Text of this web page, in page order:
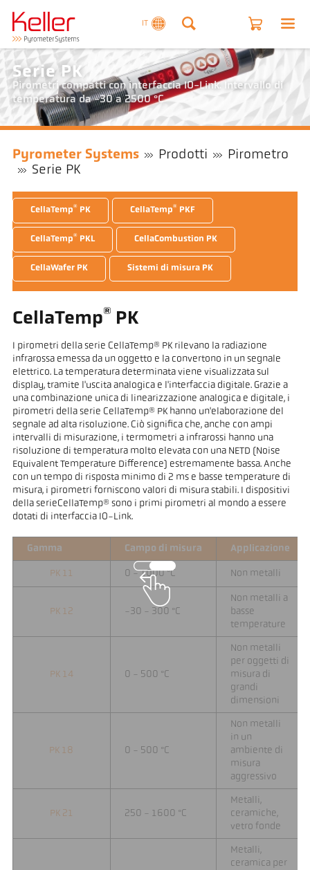
IT
Serie PK
Pirometri compatti con interfaccia IO-Link. Intervallo di
temperatura da -30 a 2500 °C
Pyrometer Systems Prodotti
Pirometro
Serie PK
CellaTemp® PK CellaTemp® PKF
CellaTemp® PKL CellaCombustion PK
CellaWafer PK Sistemi di misura PK
CellaTemp® PK
I pirometri della serie CellaTemp® PK rilevano la radiazione
infrarossa emessa da un oggetto e la convertono in un segnale
elettrico. La temperatura determinata viene visualizzata sul
display, tramite l'uscita analogica e l'interfaccia digitale. Grazie a
una combinazione unica di linearizzazione analogica e digitale, i
pirometri della serie CellaTemp® PK hanno un'elaborazione del
segnale ad alta risoluzione. Ciò significa che, anche con ampi
intervalli di misurazione, i termometri a infrarossi hanno una
risoluzione di temperatura molto elevata con una NETD (Noise
Equivalent Temperature Difference) estremamente bassa. Anche
con un tempo di risposta minimo di 2 ms e basse temperature di
misura, i pirometri forniscono valori di misura stabili. I dispositivi
della serieCellaTemp® sono i primi pirometri al mondo a essere
dotati di interfaccia IO-Link.
Gamma Campo di misura Applicazione
PK 11 0 - 1000 °C Non metalli
PK 12 -30 - 300 °C
Non metalli a
basse
temperature
PK 14 0 - 500 °C
Non metalli
per oggetti di
misura di
grandi
dimensioni
PK 18 0 - 500 °C
Non metalli
in un
ambiente di
misura
aggressivo
PK 21 250 - 1600 °C
Metalli,
ceramiche,
vetro fonde
Metalli,
ceramica per